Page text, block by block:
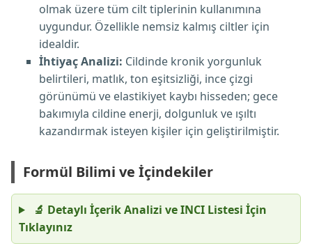
olmak üzere tüm cilt tiplerinin kullanımına
uygundur. Özellikle nemsiz kalmış ciltler için
idealdir.
İhtiyaç Analizi: Cildinde kronik yorgunluk
belirtileri, matlık, ton eşitsizliği, ince çizgi
görünümü ve elastikiyet kaybı hisseden; gece
bakımıyla cildine enerji, dolgunluk ve ışıltı
kazandırmak isteyen kişiler için geliştirilmiştir.
Formül Bilimi ve İçindekiler
🔬 Detaylı İçerik Analizi ve INCI Listesi İçin
Tıklayınız